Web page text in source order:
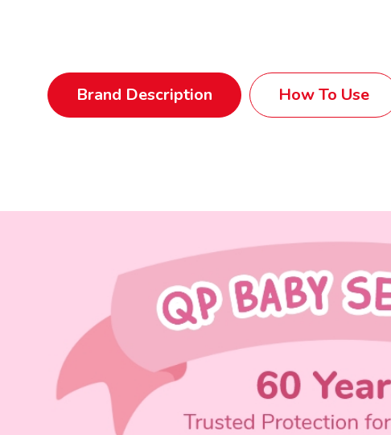
Brand Description How To Use